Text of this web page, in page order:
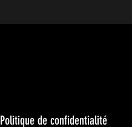
Politique de confidentialité